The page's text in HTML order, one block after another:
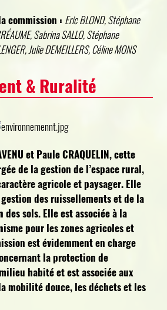
commission : Eric BLOND, Stéphane
Sabrina SALLO, Stéphane
Julie DEMEILLERS, Céline MONS
& Ruralité
et Paule CRAQUELIN, cette
de la gestion de l’espace rural,
agricole et paysager. Elle
gestion des ruissellements et de la
sols. Elle est associée à la
pour les zones agricoles et
est évidemment en charge
la protection de
habité et est associée aux
mobilité douce, les déchets et les